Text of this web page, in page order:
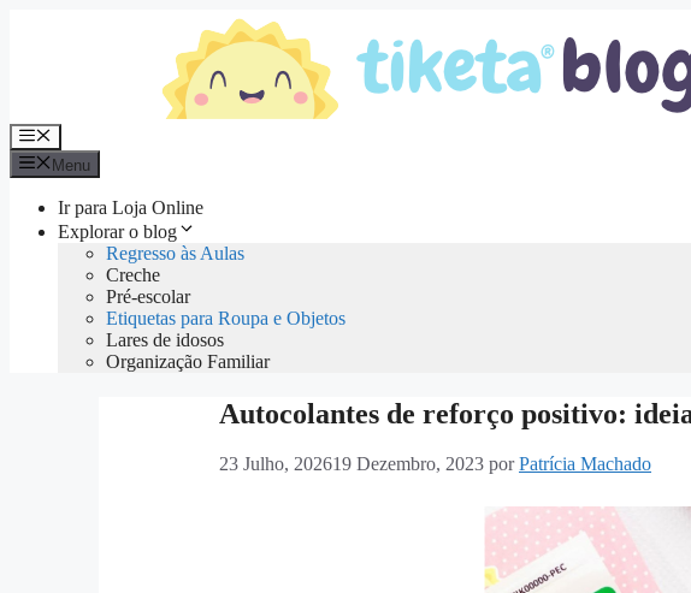
Menu
Menu
Ir para Loja Online
Explorar o blog
Regresso às Aulas
Creche
Pré-escolar
Etiquetas para Roupa e Objetos
Lares de idosos
Organização Familiar
Autocolantes de reforço positivo:
23 Julho, 202619 Dezembro, 2023 porPatrícia Machado